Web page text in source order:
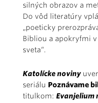
silných obrazov a
Do vôd literatúry
„poeticky
Bibliou a apokryfmi
sveta“.
Katolícke noviny
seriálu Poznávame
titulkom: Evanjelium